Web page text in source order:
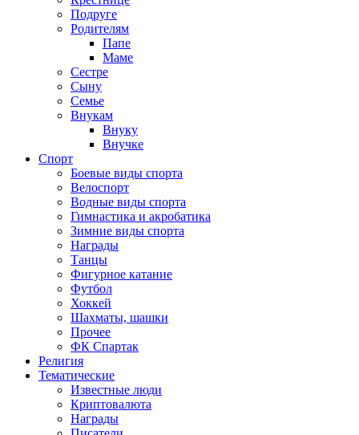
Подруге
Родителям
Папе
Маме
Сестре
Сыну
Семье
Внукам
Внуку
Внучке
Спорт
Боевые виды спорта
Велоспорт
Водные виды спорта
Гимнастика и акробатика
Зимние виды спорта
Награды
Танцы
Фигурное катание
Футбол
Хоккей
Шахматы, шашки
Прочее
ФК Спартак
Религия
Тематические
Известные люди
Криптовалюта
Награды